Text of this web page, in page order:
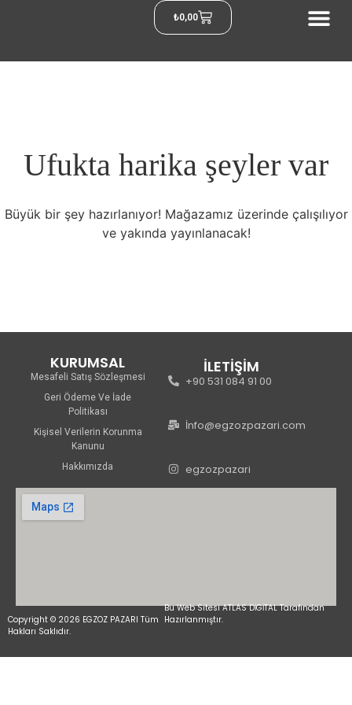
₺0,00
Ufukta harika şeyler var
Büyük bir şey hazırlanıyor! Mağazamız üzerinde çalışılıyor
ve yakında yayınlanacak!
KURUMSAL
Mesafeli Satış Sözleşmesi
Geri Ödeme Ve İade
Politikası
Kişisel Verilerin Korunma
Kanunu
Hakkımızda
İLETİŞİM
+90 531 084 91 00
İnfo@egzozpazari.com
egzozpazari
Copyright © 2026 EGZOZ PAZARI Tüm
Hakları Saklıdır.
Bu Web Sitesi ATLAS DİGİTAL Tarafından
Hazırlanmıştır.